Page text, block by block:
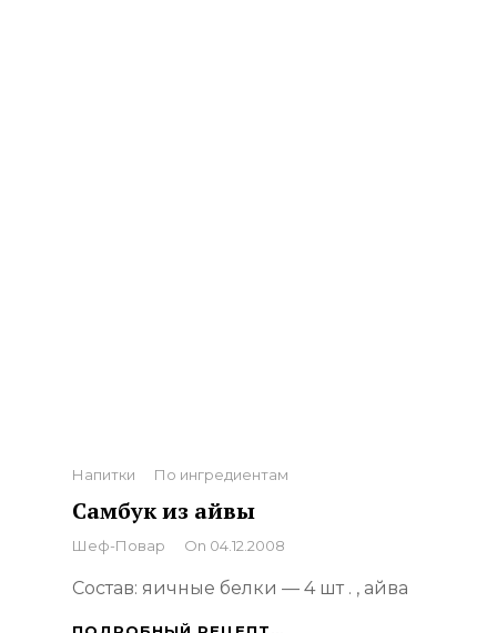
Categories
Напитки По ингредиентам
Самбук из айвы
By
Шеф-Повар On 04.12.2008
Состав: яичные белки — 4 шт . , айва